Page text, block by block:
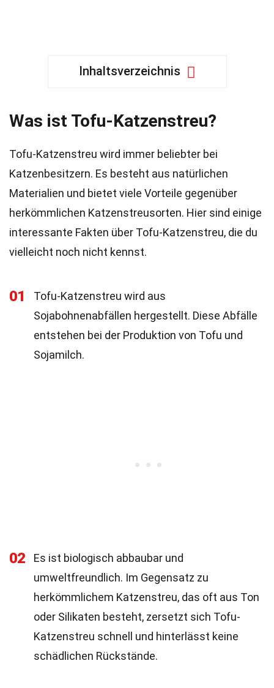
Inhaltsverzeichnis
Was ist Tofu-Katzenstreu?
Tofu-Katzenstreu wird immer beliebter bei
Katzenbesitzern. Es besteht aus natürlichen
Materialien und bietet viele Vorteile gegenüber
herkömmlichen Katzenstreusorten. Hier sind einige
interessante Fakten über Tofu-Katzenstreu, die du
vielleicht noch nicht kennst.
01
Tofu-Katzenstreu wird aus
Sojabohnenabfällen hergestellt. Diese Abfälle
entstehen bei der Produktion von Tofu und
Sojamilch.
02
Es ist biologisch abbaubar und
umweltfreundlich. Im Gegensatz zu
herkömmlichem Katzenstreu, das oft aus Ton
oder Silikaten besteht, zersetzt sich Tofu-
Katzenstreu schnell und hinterlässt keine
schädlichen Rückstände.